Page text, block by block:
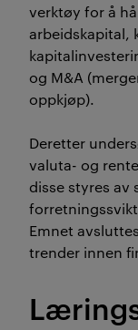
verktøy for å
arbeidskapital,
og M&A
oppkjøp).
Deretter
valuta- og
disse styres av
Emnet
trender innen